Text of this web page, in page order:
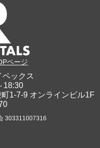
ページ
ックス
18:30
1-7-9 オンラインビル1F
303311007316